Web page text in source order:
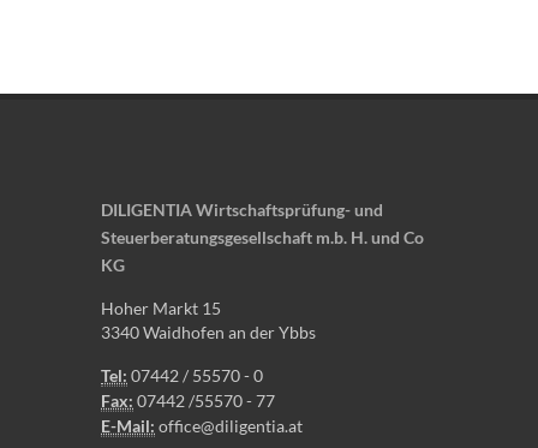
DILIGENTIA Wirtschaftsprüfung- und
Steuerberatungsgesellschaft m.b. H. und Co
KG
Hoher Markt 15
3340 Waidhofen an der Ybbs
Tel: 07442 / 55570 - 0
Fax: 07442 /55570 - 77
E-Mail: office@diligentia.at